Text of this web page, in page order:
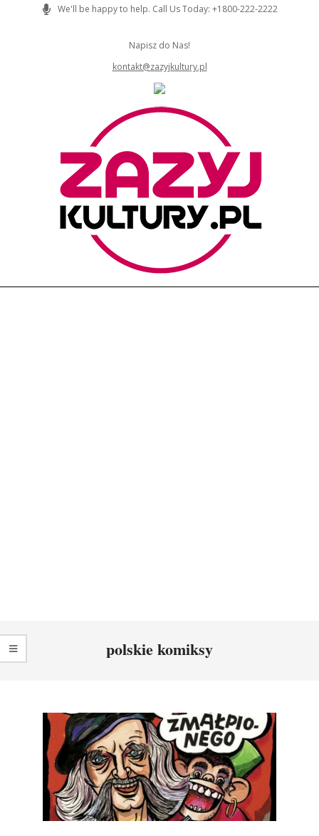
We'll be happy to help. Call Us Today: +1800-222-2222
Napisz do Nas!
kontakt@zazyjkultury.pl
ZAZYJKULTURY
polskie komiksy